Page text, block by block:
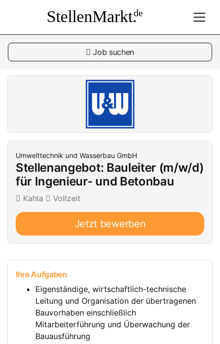
StellenMarkt.de
Job suchen
Umwelttechnik und Wasserbau GmbH
Stellenangebot: Bauleiter (m/w/d)
für Ingenieur- und Betonbau
Kahla Vollzeit
Jetzt bewerben
Ihre Aufgaben
Eigenständige, wirtschaftlich-technische
Leitung und Organisation der übertragenen
Bauvorhaben einschließlich
Mitarbeiterführung und Überwachung der
Bauausführung